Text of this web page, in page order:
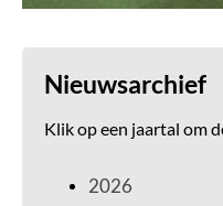
Nieuwsarchief
Klik op een jaartal om
2026